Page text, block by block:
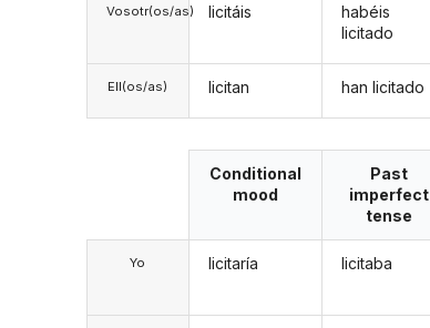
Vosotr(os/as)
Ell(os/as)
licitáis
licitan
habéis
licitado
han licitado
Yo
Conditional
mood
licitaría
Past
imperfect
tense
licitaba